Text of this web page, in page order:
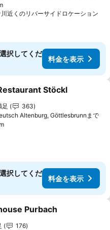
川近くのリバーサイドロケーション
択してくだ
料金を表示
に入りに追加
Stöckl
ランク
足
363
Altenburg, Göttlesbrunnまで
択してくだ
料金を表示
に入りに追加
Purbach
ンク
176